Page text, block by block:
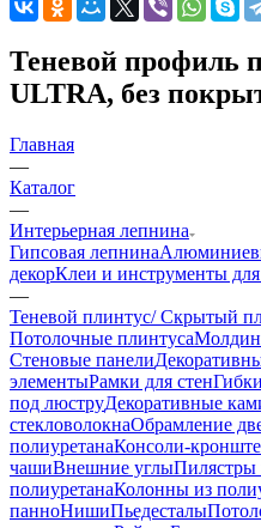
Теневой профиль
ULTRA, без
Главная
—
Каталог
—
Интерьерная лепнина
Гипсовая лепнина
декорКлеи и инструменты
—
Теневой плинтус/ Скрытый
Потолочные плинтуса
Стеновые панели
элементыРамки для стен
под люструДекоративные
стекловолокнаОбрамление
полиуретанаКонсоли-
чашиВнешние углыПилястры
полиуретанаКолонны из
панноНишиПьедесталы